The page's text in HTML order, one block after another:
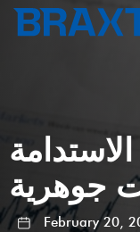
جوهرية
February 20,